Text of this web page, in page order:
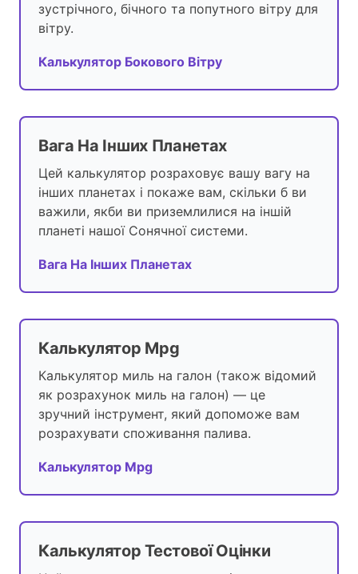
зустрічного, бічного та попутного вітру для
вітру.
Калькулятор Бокового Вітру
Вага На Інших Планетах
Цей калькулятор розраховує вашу вагу на
інших планетах і покаже вам, скільки б ви
важили, якби ви приземлилися на іншій
планеті нашої Сонячної системи.
Вага На Інших Планетах
Калькулятор Mpg
Калькулятор миль на галон (також відомий
як розрахунок миль на галон) — це
зручний інструмент, який допоможе вам
розрахувати споживання палива.
Калькулятор Mpg
Калькулятор Тестової Оцінки